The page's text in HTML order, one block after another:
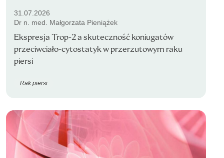
31.07.2026
Dr n. med. Małgorzata Pieniążek
Ekspresja Trop-2 a skuteczność koniugatów
przeciwciało-cytostatyk w przerzutowym raku
piersi
Rak piersi